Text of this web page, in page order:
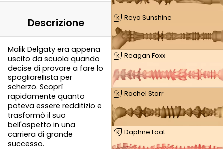
K Reya Sunshine
K Reagan Foxx
K Rachel Starr
K Daphne Laat
Descrizione
Malik Delgaty era appena
uscito da scuola quando
decise di provare a fare lo
spogliarellista per
scherzo. Scoprì
rapidamente quanto
poteva essere redditizio e
trasformò il suo
bell'aspetto in una
carriera di grande
successo.